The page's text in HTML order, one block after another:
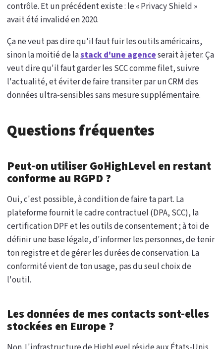
contrôle. Et un précédent existe : le « Privacy Shield »
avait été invalidé en 2020.
Ça ne veut pas dire qu'il faut fuir les outils américains,
sinon la moitié de lastack d'une agenceserait à jeter. Ça
veut dire qu'il faut garder les SCC comme filet, suivre
l'actualité, et éviter de faire transiter par un CRM des
données ultra-sensibles sans mesure supplémentaire.
Questions fréquentes
Peut-on utiliser GoHighLevel en restant
conforme au RGPD ?
Oui, c'est possible, à condition de faire ta part. La
plateforme fournit le cadre contractuel (DPA, SCC), la
certification DPF et les outils de consentement ; à toi de
définir une base légale, d'informer les personnes, de tenir
ton registre et de gérer les durées de conservation. La
conformité vient de ton usage, pas du seul choix de
l'outil.
Les données de mes contacts sont-elles
stockées en Europe ?